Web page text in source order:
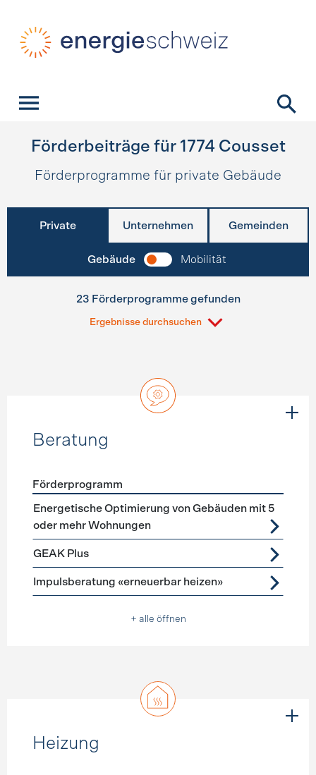
Förderbeiträge für 1774 Cousset
Förderprogramme für private Gebäude
Private Unternehmen Gemeinden
Gebäude Mobilität
23 Förderprogramme gefunden
Ergebnisse durchsuchen
Beratung
Förderprogramme Beratung
Förderprogramm
Energetische Optimierung von Gebäuden mit 5
oder mehr Wohnungen
GEAK Plus
Impulsberatung «erneuerbar heizen»
+ alle öffnen
Heizung